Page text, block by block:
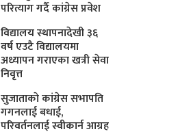
परित्याग गर्दै कांग्रेस प्रवेश
विद्यालय स्थापनादेखी ३६
वर्ष एउटै विद्यालयमा
अध्यापन गराएका खत्री सेवा
निवृत्त
सुजाताकाे कांग्रेस सभापति
गगनलाई बधाई,
परिवर्तनलाई स्वीकार्न आग्रह